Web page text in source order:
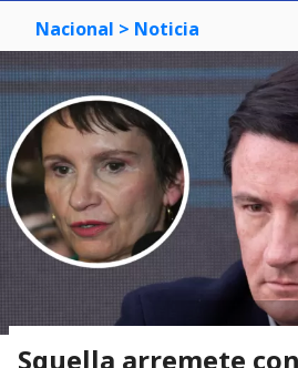
Nacional > Noticia
Squella arremete